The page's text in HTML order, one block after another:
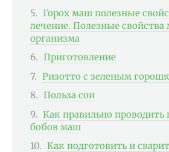
Горох маш полезные
лечение. Полезные свойства
организма
Приготовление
Ризотто с зеленым
Польза сои
Как правильно
бобов маш
Как подготовить и